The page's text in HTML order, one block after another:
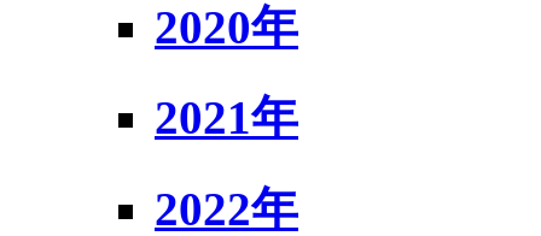
2020年
2021年
2022年